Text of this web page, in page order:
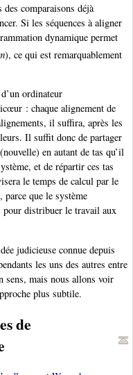
comparaisons déjà
Si les séquences à aligner
dynamique permet
), ce qui est remarquablement
ordinateur
: chaque alignement de
il suffira, après les
Il suffit donc de partager
en autant de tas qu’il
et de répartir ces tas
le temps de calcul par le
que le système
pour distribuer le travail aux
judicieuse connue depuis
les uns des autres entre
sens, mais nous allons voir
plus subtile.
de